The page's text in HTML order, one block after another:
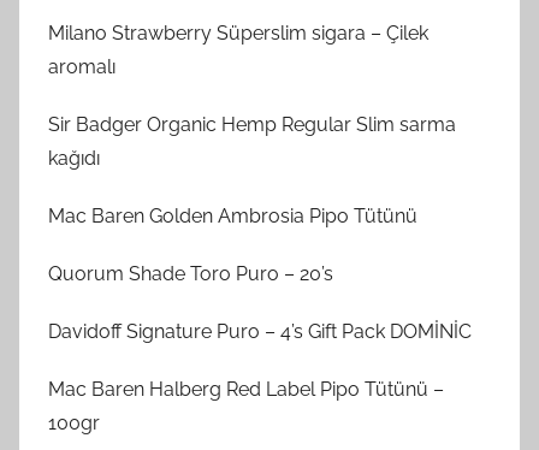
Milano Strawberry Süperslim sigara – Çilek
aromalı
Sir Badger Organic Hemp Regular Slim sarma
kağıdı
Mac Baren Golden Ambrosia Pipo Tütünü
Quorum Shade Toro Puro – 20’s
Davidoff Signature Puro – 4’s Gift Pack DOMİNİC
Mac Baren Halberg Red Label Pipo Tütünü –
100gr